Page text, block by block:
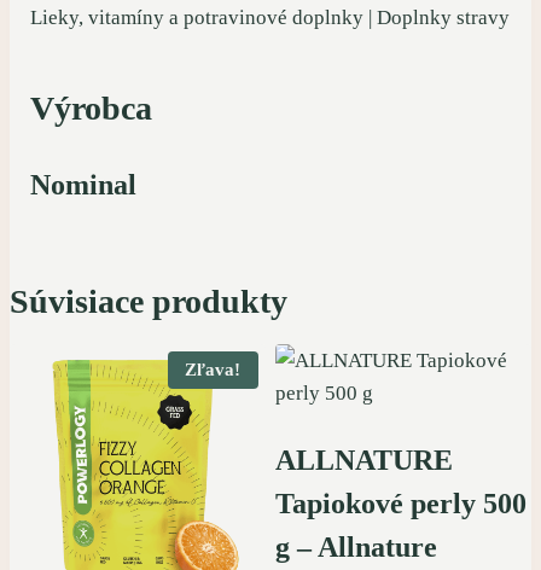
Lieky, vitamíny a potravinové doplnky | Doplnky stravy
Výrobca
Nominal
Súvisiace produkty
Zľava!
ALLNATURE
Tapiokové perly 500
g – Allnature